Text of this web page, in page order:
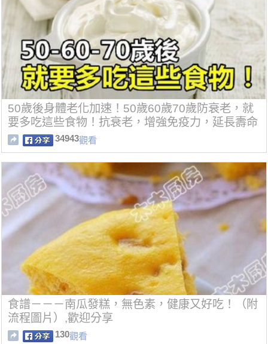
50歲後身體老化加速！50歲60歲70歲防衰老，就
要多吃這些食物！抗衰老，增強免疫力，延長壽命
34943觀看
食譜－－－南瓜發糕，無色素，健康又好吃！（附
流程圖片）,歡迎分享
130觀看